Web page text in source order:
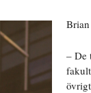
– De